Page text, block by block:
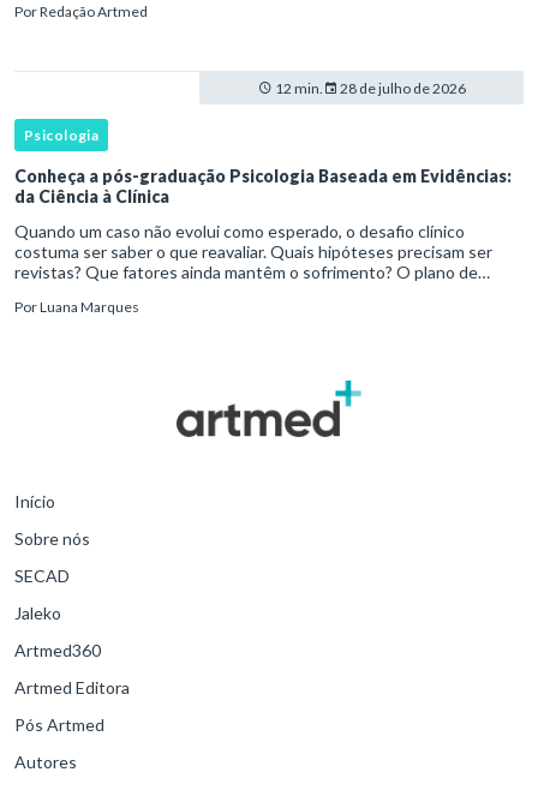
aprofundamento em ou a especializaçã
PorRedação Artmed
12 min. 28 de julho de 2026
Psicologia
Conheça a pós-graduação Psicologia Baseada em Evidências:
da Ciência à Clínica
Quando um caso não evolui como esperado, o desafio clínico
costuma ser saber o que reavaliar. Quais hipóteses precisam ser
revistas? Que fatores ainda mantêm o sofrimento? O plano de
necessidades d
PorLuana Marques
Início
Sobre nós
SECAD
Jaleko
Artmed360
Artmed Editora
Pós Artmed
Autores